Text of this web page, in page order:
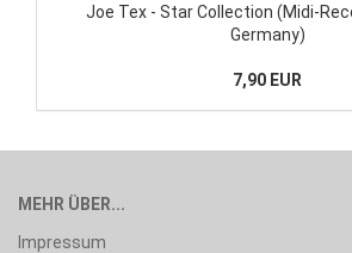
Joe Tex - Star Collection (Midi-
Germany)
7,90 EUR
MEHR ÜBER...
Impressum